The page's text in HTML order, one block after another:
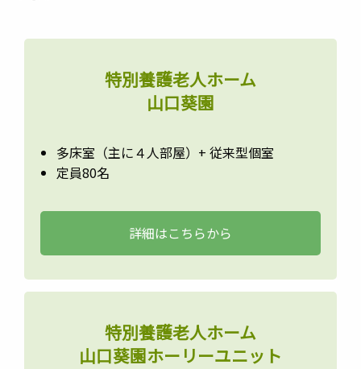
特別養護老人ホーム
山口葵園
多床室（主に４人部屋）+ 従来型個室
定員80名
詳細はこちらから
特別養護老人ホーム
山口葵園ホーリーユニット